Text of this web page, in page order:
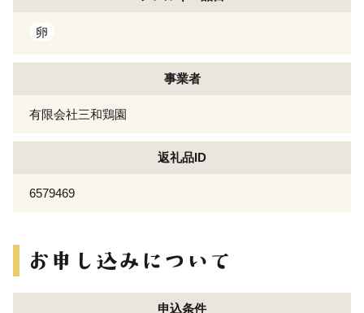
卵
事業者
有限会社三和鶏園
返礼品ID
6579469
申込条件